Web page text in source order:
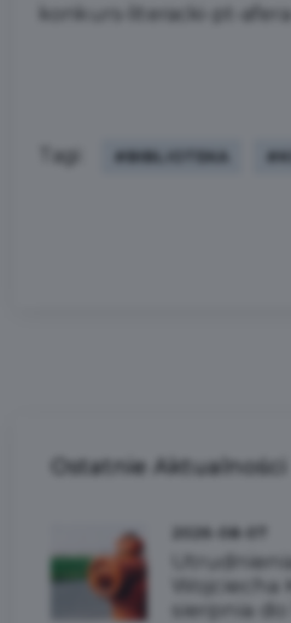
konkurs-literacki-pt-
Tagi: #BIBLIOTEKA
Ostatnie Aktualności
2026-08-07
Wojciecha
sierpnia do